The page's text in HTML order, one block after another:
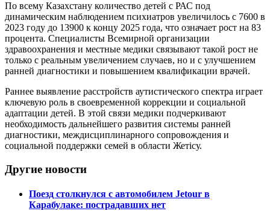
По всему Казахстану количество детей с РАС под
динамическим наблюдением психиатров увеличилось с 7600 в
2023 году до 13900 к концу 2025 года, что означает рост на 83
процента. Специалисты Всемирной организации
здравоохранения и местные медики связывают такой рост не
только с реальным увеличением случаев, но и с улучшением
ранней диагностики и повышением квалификации врачей.
Раннее выявление расстройств аутистического спектра играет
ключевую роль в своевременной коррекции и социальной
адаптации детей. В этой связи медики подчеркивают
необходимость дальнейшего развития системы ранней
диагностики, междисциплинарного сопровождения и
социальной поддержки семей в области Жетісу.
Другие новости
Поезд столкнулся с автомобилем Jetour в
Карабулаке: пострадавших нет